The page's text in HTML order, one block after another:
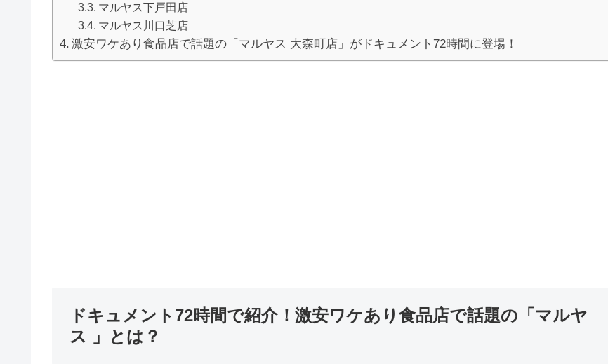
マルヤス下戸田店
マルヤス川口芝店
激安ワケあり食品店で話題の「マルヤス 大森町店」がドキュメント72時間に登場！
ドキュメント72時間で紹介！激安ワケあり食品店で話題の「マルヤ
ス 」とは？